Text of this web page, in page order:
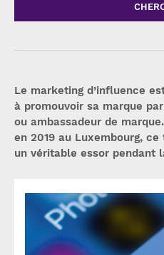
Le marketing d’influence
à promouvoir sa marque
ou ambassadeur de
en 2019 au Luxembourg,
un véritable essor pendant